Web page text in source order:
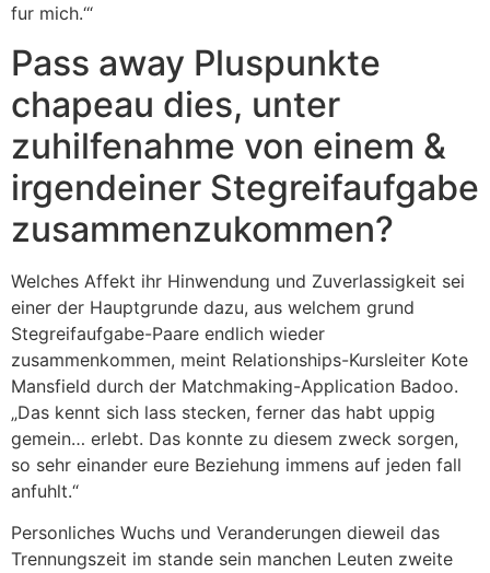
fur mich.‘“
Pass away Pluspunkte
chapeau dies, unter
zuhilfenahme von einem &
irgendeiner Stegreifaufgabe
zusammenzukommen?
Welches Affekt ihr Hinwendung und Zuverlassigkeit sei
einer der Hauptgrunde dazu, aus welchem grund
Stegreifaufgabe-Paare endlich wieder
zusammenkommen, meint Relationships-Kursleiter Kote
Mansfield durch der Matchmaking-Application Badoo.
„Das kennt sich lass stecken, ferner das habt uppig
gemein… erlebt. Das konnte zu diesem zweck sorgen,
so sehr einander eure Beziehung immens auf jeden fall
anfuhlt.“
Personliches Wuchs und Veranderungen dieweil das
Trennungszeit im stande sein manchen Leuten zweite